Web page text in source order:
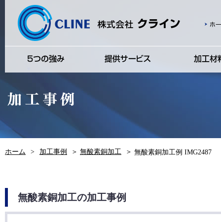
ホーム > 加工事例 ＞ 無酸素銅加工 ＞ 無酸素銅加工例 IMG2487
無酸素銅加工の加工事例